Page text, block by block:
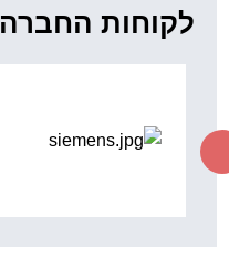
לקוחות החברה